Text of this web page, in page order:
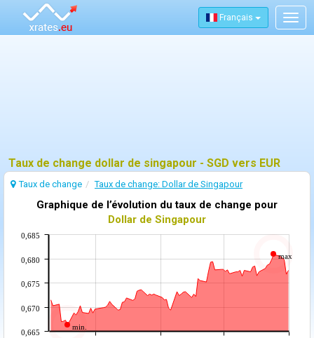
Français
Taux de change dollar de singapour - SGD vers EUR
Taux de change Taux de change: Dollar de Singapour
Graphique de l’évolution du taux de change pour
Dollar de Singapour
min.
max
0,665
0,670
0,675
0,680
0,685